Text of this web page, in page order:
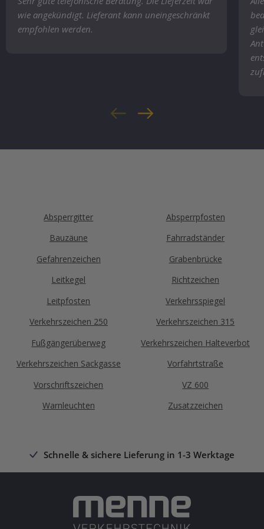
wie angekündigt. Lieferant kann uneingeschränkt
empfohlen werden.
Absperrgitter
Absperrpfosten
Bauzäune
Fahrradständer
Gefahrenzeichen
Grabenbrücke
Leitkegel
Richtzeichen
Leitpfosten
Verkehrsspiegel
Verkehrszeichen 250
Verkehrszeichen 315
Fußgängerüberweg
Verkehrszeichen Halteverbot
Verkehrszeichen Sackgasse
Vorfahrtstraße
Vorschriftszeichen
VZ 600
Warnleuchten
Zusatzzeichen
Schnelle & sichere Lieferung in 1-3 Werktage